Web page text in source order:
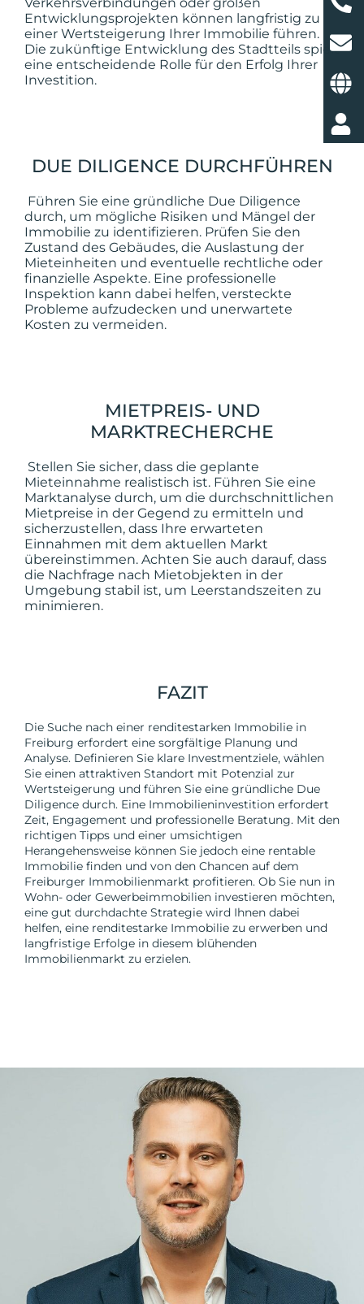
Entwicklungsprojekten können langfristig zu
einer Wertsteigerung Ihrer Immobilie führen.
Die zukünftige Entwicklung des Stadtteils spielt
eine entscheidende Rolle für den Erfolg Ihrer
Investition.
DUE DILIGENCE DURCHFÜHREN
Führen Sie eine gründliche Due Diligence
durch, um mögliche Risiken und Mängel der
Immobilie zu identifizieren. Prüfen Sie den
Zustand des Gebäudes, die Auslastung der
Mieteinheiten und eventuelle rechtliche oder
finanzielle Aspekte. Eine professionelle
Inspektion kann dabei helfen, versteckte
Probleme aufzudecken und unerwartete
Kosten zu vermeiden.
MIETPREIS- UND
MARKTRECHERCHE
Stellen Sie sicher, dass die geplante
Mieteinnahme realistisch ist. Führen Sie eine
Marktanalyse durch, um die durchschnittlichen
Mietpreise in der Gegend zu ermitteln und
sicherzustellen, dass Ihre erwarteten
Einnahmen mit dem aktuellen Markt
übereinstimmen. Achten Sie auch darauf, dass
die Nachfrage nach Mietobjekten in der
Umgebung stabil ist, um Leerstandszeiten zu
minimieren.
FAZIT
Die Suche nach einer renditestarken Immobilie in
Freiburg erfordert eine sorgfältige Planung und
Analyse. Definieren Sie klare Investmentziele, wählen
Sie einen attraktiven Standort mit Potenzial zur
Wertsteigerung und führen Sie eine gründliche Due
Diligence durch. Eine Immobilieninvestition erfordert
Zeit, Engagement und professionelle Beratung. Mit den
richtigen Tipps und einer umsichtigen
Herangehensweise können Sie jedoch eine rentable
Immobilie finden und von den Chancen auf dem
Freiburger Immobilienmarkt profitieren. Ob Sie nun in
Wohn- oder Gewerbeimmobilien investieren möchten,
eine gut durchdachte Strategie wird Ihnen dabei
helfen, eine renditestarke Immobilie zu erwerben und
langfristige Erfolge in diesem blühenden
Immobilienmarkt zu erzielen.